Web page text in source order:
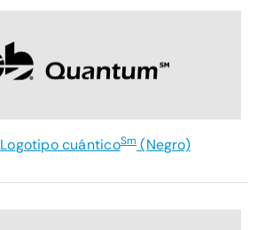
Logotipo cuánticoSm(Negro)